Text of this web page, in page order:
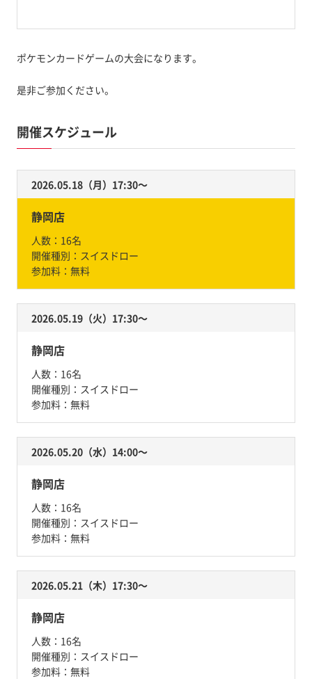
ポケモンカードゲームの大会になります。
是非ご参加ください。
開催スケジュール
2026.05.18（月）17:30〜
静岡店
人数： 16名
開催種別： スイスドロー
参加料： 無料
2026.05.19（火）17:30〜
静岡店
人数： 16名
開催種別： スイスドロー
参加料： 無料
2026.05.20（水）14:00〜
静岡店
人数： 16名
開催種別： スイスドロー
参加料： 無料
2026.05.21（木）17:30〜
静岡店
人数： 16名
開催種別： スイスドロー
参加料： 無料